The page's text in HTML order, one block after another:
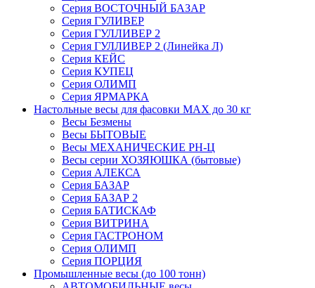
Серия ВОСТОЧНЫЙ БАЗАР
Серия ГУЛИВЕР
Серия ГУЛЛИВЕР 2
Серия ГУЛЛИВЕР 2 (Линейка Л)
Серия КЕЙС
Серия КУПЕЦ
Серия ОЛИМП
Серия ЯРМАРКА
Настольные весы для фасовки MAX до 30 кг
Весы Безмены
Весы БЫТОВЫЕ
Весы МЕХАНИЧЕСКИЕ РН-Ц
Весы серии ХОЗЯЮШКА (бытовые)
Серия АЛЕКСА
Серия БАЗАР
Серия БАЗАР 2
Серия БАТИСКАФ
Серия ВИТРИНА
Серия ГАСТРОНОМ
Серия ОЛИМП
Серия ПОРЦИЯ
Промышленные весы (до 100 тонн)